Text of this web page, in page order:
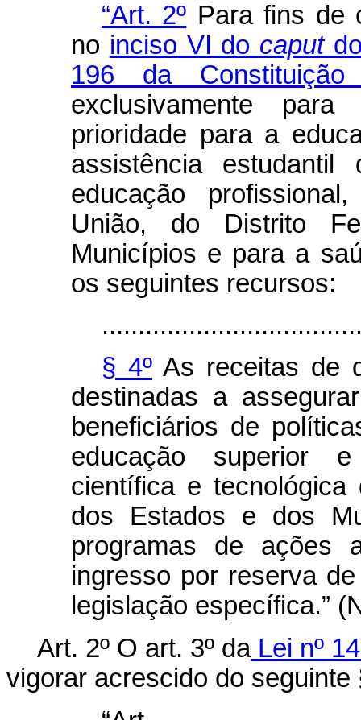
“Art. 2º Para fins de
no inciso VI do caput
196 da Constituição
exclusivamente
prioridade para a
assistência
educação
União, do Distrito
Municípios e para a
os seguintes recursos:
§ 4º As receitas de
destinadas a
beneficiários de
educação superior
científica e
dos Estados e dos
programas de ações
ingresso por reserva
legislação específica.”
Art. 2º O art. 3º daLei nº
vigorar acrescido do seguinte